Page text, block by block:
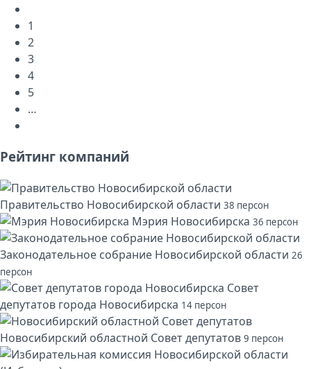
1
2
3
4
5
…
Рейтинг компаний
Правительство Новосибирской области 38 персон
Мэрия Новосибирска 36 персон
Законодательное собрание Новосибирской области 26
персон
Совет
депутатов города Новосибирска 14 персон
Новосибирский областной Совет депутатов 9 персон